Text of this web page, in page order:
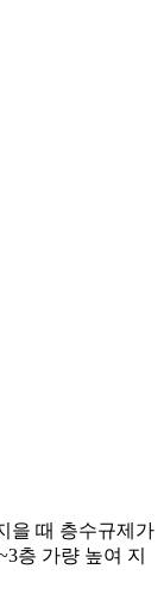
을 때 층수규제가
층 가량 높여 지